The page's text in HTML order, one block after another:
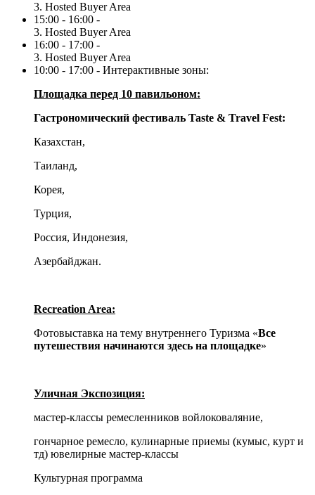
3. Hosted Buyer Area
15:00 - 16:00 -
3. Hosted Buyer Area
16:00 - 17:00 -
3. Hosted Buyer Area
10:00 - 17:00 - Интерактивные зоны:
Площадка перед 10 павильоном:
Гастрономический фестиваль Taste & Travel Fest:
Казахстан,
Таиланд,
Корея,
Турция,
Россия, Индонезия,
Азербайджан.
Recreation Area:
Фотовыставка на тему внутреннего Туризма «Все
путешествия начинаются здесь на площадке»
Уличная Экспозиция:
мастер-классы ремесленников войлоковаляние,
гончарное ремесло, кулинарные приемы (кумыс, курт и
тд) ювелирные мастер-классы
Культурная программа